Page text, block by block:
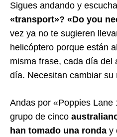
Sigues andando y
«transport»? «Do you
vez ya no te sugieren
helicóptero porque están
misma frase, cada día del
día. Necesitan cambiar su
Andas por «Poppies Lane
grupo de cinco
han tomado una ronda y